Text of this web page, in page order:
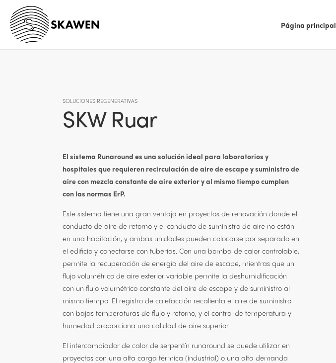
Página principal
SOLUCIONES REGENERATIVAS
SKW Ruar
El sistema Runaround es una solución ideal para laboratorios y
hospitales que requieren recirculación de aire de escape y suministro de
aire con mezcla constante de aire exterior y al mismo tiempo cumplen
con las normas ErP.
Este sistema tiene una gran ventaja en proyectos de renovación donde el
conducto de aire de retorno y el conducto de suministro de aire no están
en una habitación, y ambas unidades pueden colocarse por separado en
el edificio y conectarse con tuberías. Con una bomba de calor controlable,
permite la recuperación de energía del aire de escape, mientras que un
flujo volumétrico de aire exterior variable permite la deshumidificación
con un flujo volumétrico constante del aire de escape y de suministro al
mismo tiempo. El registro de calefacción recalienta el aire de suministro
con bajas temperaturas de flujo y retorno, y el control de temperatura y
humedad proporciona una calidad de aire superior.
El intercambiador de calor de serpentín runaround se puede utilizar en
proyectos con una alta carga térmica (industrial) o una alta demanda